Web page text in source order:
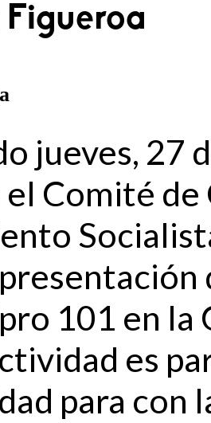
jueves, 27
Comité de
101 en la
es
para con